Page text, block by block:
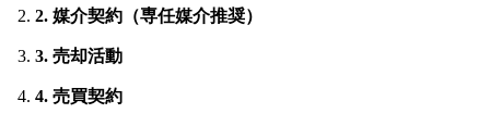
2. 媒介契約（専任媒介推奨）
3. 売却活動
4. 売買契約